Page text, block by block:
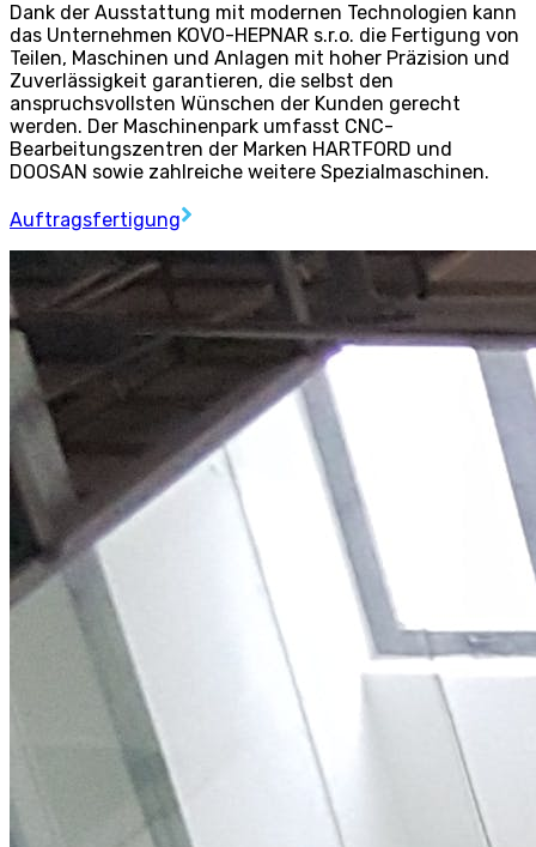
Dank der Ausstattung mit modernen Technologien kann
das Unternehmen KOVO-HEPNAR s.r.o. die Fertigung von
Teilen, Maschinen und Anlagen mit hoher Präzision und
Zuverlässigkeit garantieren, die selbst den
anspruchsvollsten Wünschen der Kunden gerecht
werden. Der Maschinenpark umfasst CNC-
Bearbeitungszentren der Marken HARTFORD und
DOOSAN sowie zahlreiche weitere Spezialmaschinen.
Auftragsfertigung